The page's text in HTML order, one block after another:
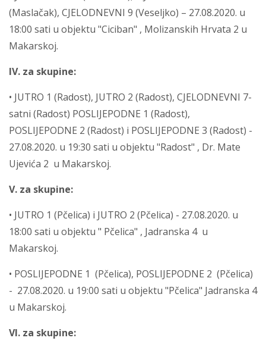
(Maslačak), CJELODNEVNI 9 (Veseljko) – 27.08.2020. u
18:00 sati u objektu "Ciciban" , Molizanskih Hrvata 2 u
Makarskoj.
IV. za skupine:
• JUTRO 1 (Radost), JUTRO 2 (Radost), CJELODNEVNI 7-
satni (Radost) POSLIJEPODNE 1 (Radost),
POSLIJEPODNE 2 (Radost) i POSLIJEPODNE 3 (Radost) -
27.08.2020. u 19:30 sati u objektu "Radost" , Dr. Mate
Ujevića 2 u Makarskoj.
V. za skupine:
• JUTRO 1 (Pčelica) i JUTRO 2 (Pčelica) - 27.08.2020. u
18:00 sati u objektu " Pčelica" , Jadranska 4 u
Makarskoj.
• POSLIJEPODNE 1 (Pčelica), POSLIJEPODNE 2 (Pčelica)
- 27.08.2020. u 19:00 sati u objektu "Pčelica" Jadranska 4
u Makarskoj.
VI. za skupine: